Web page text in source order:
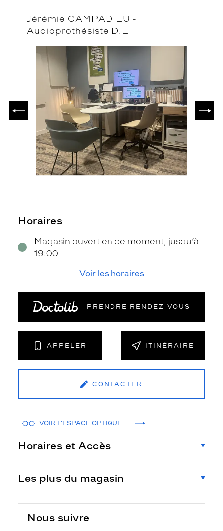
Jérémie CAMPADIEU -
Audioprothésiste D.E
PRÉCÉDENT
Horaires
Magasin ouvert en ce moment, jusqu’à
19:00
Voir les horaires
PRENDRE RENDEZ‑VOUS
APPELER ITINÉRAIRE
CONTACTER
VOIR L'ESPACE OPTIQUE
Horaires et Accès
Les plus du magasin
Nous suivre